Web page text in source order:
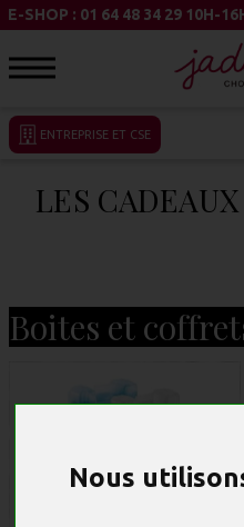
Nous
E-SHOP : 01 64 48 34 29 10H-
ENTREPRISE ET CSE
LES
Boites et